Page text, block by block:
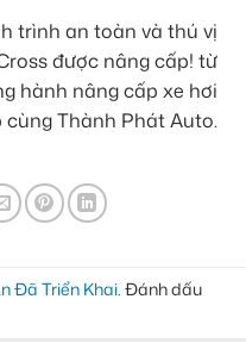
trình an toàn và thú vị
được nâng cấp! từ
hành nâng cấp xe hơi
cùng Thành Phát Auto.
Đã Triển Khai. Đánh dấu